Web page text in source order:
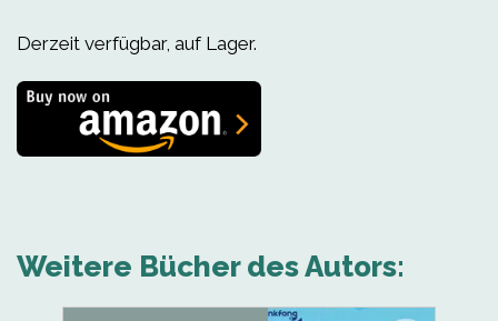
Derzeit verfügbar, auf Lager.
Weitere Bücher des Autors: